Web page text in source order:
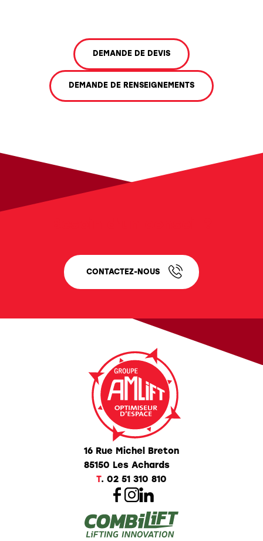
DEMANDE DE DEVIS
DEMANDE DE RENSEIGNEMENTS
CONTACTEZ-NOUS
16 Rue Michel Breton
85150 Les Achards
T. 02 51 310 810